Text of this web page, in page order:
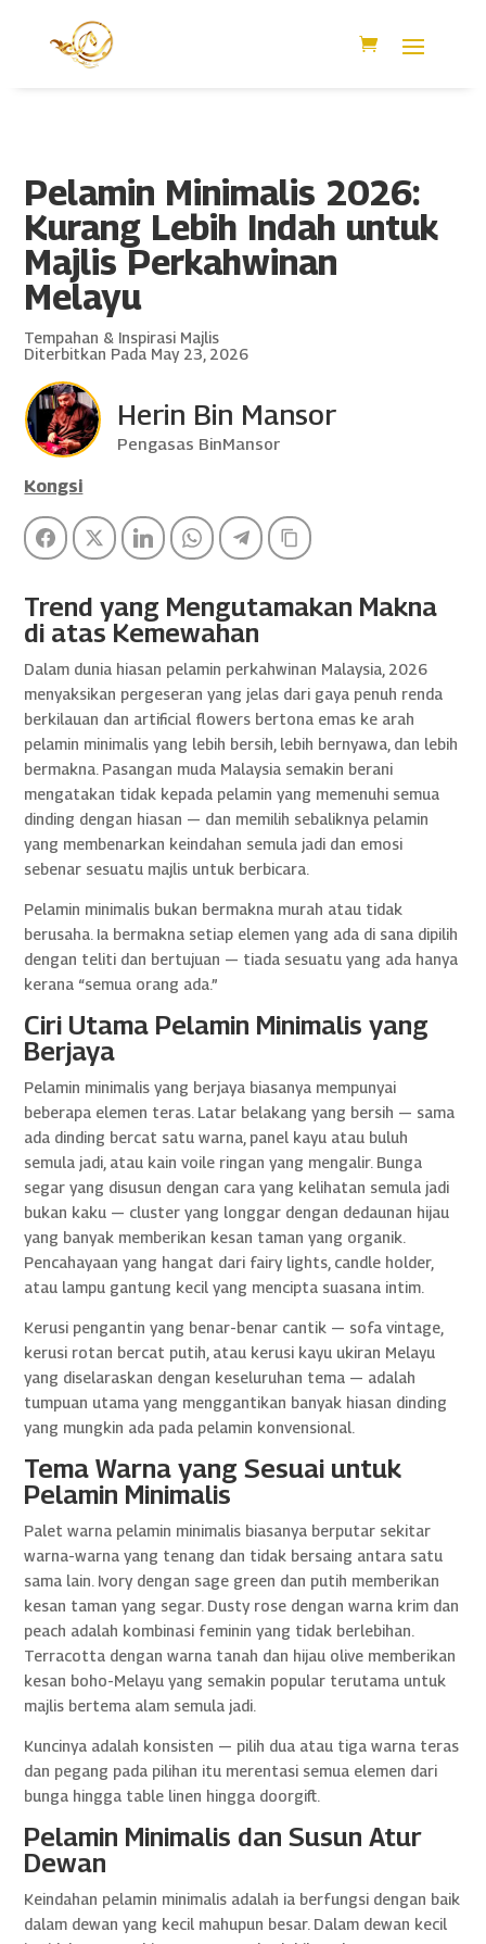
Pelamin Minimalis 2026:
Kurang Lebih Indah untuk
Majlis Perkahwinan
Melayu
Tempahan & Inspirasi Majlis
Diterbitkan Pada May 23, 2026
Herin Bin Mansor
Pengasas BinMansor
Kongsi
FacebookTwitter LinkedInWhatsAppTelegramCopy Link
Trend yang Mengutamakan Makna
di atas Kemewahan
Dalam dunia hiasan pelamin perkahwinan Malaysia, 2026
menyaksikan pergeseran yang jelas dari gaya penuh renda
berkilauan dan artificial flowers bertona emas ke arah
pelamin minimalis yang lebih bersih, lebih bernyawa, dan lebih
bermakna. Pasangan muda Malaysia semakin berani
mengatakan tidak kepada pelamin yang memenuhi semua
dinding dengan hiasan — dan memilih sebaliknya pelamin
yang membenarkan keindahan semula jadi dan emosi
sebenar sesuatu majlis untuk berbicara.
Pelamin minimalis bukan bermakna murah atau tidak
berusaha. Ia bermakna setiap elemen yang ada di sana dipilih
dengan teliti dan bertujuan — tiada sesuatu yang ada hanya
kerana “semua orang ada.”
Ciri Utama Pelamin Minimalis yang
Berjaya
Pelamin minimalis yang berjaya biasanya mempunyai
beberapa elemen teras. Latar belakang yang bersih — sama
ada dinding bercat satu warna, panel kayu atau buluh
semula jadi, atau kain voile ringan yang mengalir. Bunga
segar yang disusun dengan cara yang kelihatan semula jadi
bukan kaku — cluster yang longgar dengan dedaunan hijau
yang banyak memberikan kesan taman yang organik.
Pencahayaan yang hangat dari fairy lights, candle holder,
atau lampu gantung kecil yang mencipta suasana intim.
Kerusi pengantin yang benar-benar cantik — sofa vintage,
kerusi rotan bercat putih, atau kerusi kayu ukiran Melayu
yang diselaraskan dengan keseluruhan tema — adalah
tumpuan utama yang menggantikan banyak hiasan dinding
yang mungkin ada pada pelamin konvensional.
Tema Warna yang Sesuai untuk
Pelamin Minimalis
Palet warna pelamin minimalis biasanya berputar sekitar
warna-warna yang tenang dan tidak bersaing antara satu
sama lain. Ivory dengan sage green dan putih memberikan
kesan taman yang segar. Dusty rose dengan warna krim dan
peach adalah kombinasi feminin yang tidak berlebihan.
Terracotta dengan warna tanah dan hijau olive memberikan
kesan boho-Melayu yang semakin popular terutama untuk
majlis bertema alam semula jadi.
Kuncinya adalah konsisten — pilih dua atau tiga warna teras
dan pegang pada pilihan itu merentasi semua elemen dari
bunga hingga table linen hingga doorgift.
Pelamin Minimalis dan Susun Atur
Dewan
Keindahan pelamin minimalis adalah ia berfungsi dengan baik
dalam dewan yang kecil mahupun besar. Dalam dewan kecil